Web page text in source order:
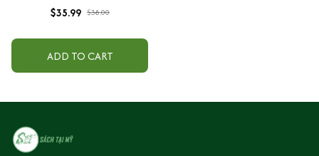
$35.99 $38.00
ADD TO CART